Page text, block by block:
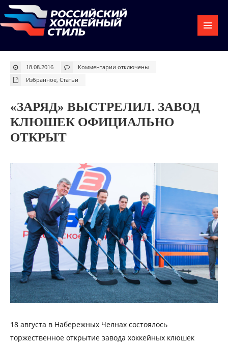
18.08.2016 Комментарии к
открыт
отключены
Избранное, Статьи
«ЗАРЯД» ВЫСТРЕЛИЛ. ЗАВОД
КЛЮШЕК ОФИЦИАЛЬНО
ОТКРЫТ
18 августа в Набережных Челнах состоялось
торжественное открытие завода хоккейных клюшек